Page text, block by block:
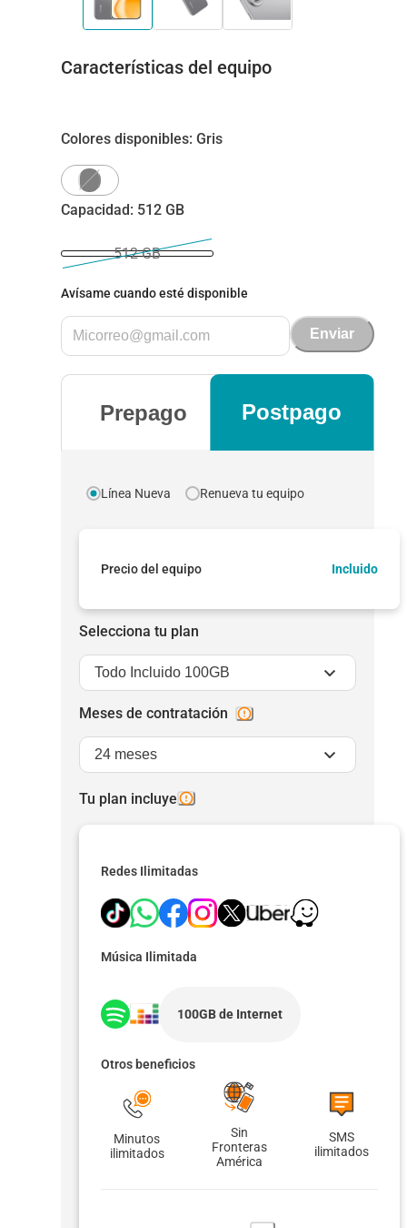
Características del equipo
Colores disponibles: Gris
Capacidad: 512 GB
512 GB
Avísame cuando esté disponible
Enviar
Prepago Postpago
Línea Nueva Renueva tu equipo
Precio del equipo Incluido
Selecciona tu plan
Todo Incluido 100GB
Meses de contratación
24 meses
Tu plan incluye
Redes Ilimitadas
Música Ilimitada
100GB de Internet
Otros beneficios
Minutos
ilimitados
Sin
Fronteras
América
SMS
ilimitados